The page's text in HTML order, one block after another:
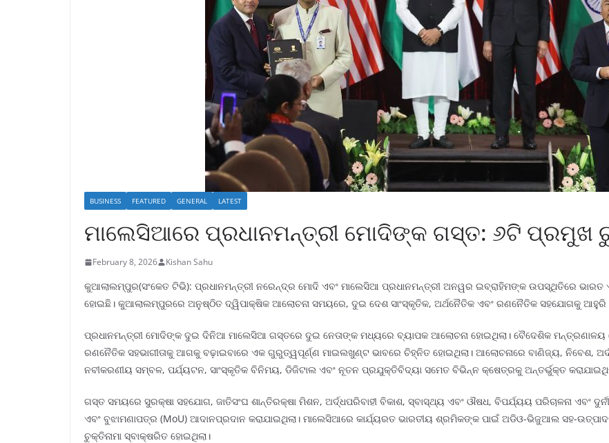
BUSINESS FEATURED GENERAL LATEST
ମାଲେସିଆରେ ପ୍ରଧାନମନ୍ତ୍ରୀ ମୋଦିଙ୍କ ଗସ୍ତ: ୬ଟି ପ୍ରମୁଖ
February 8, 2026 Kishan Sahu
କୁଆଲାଲମ୍ପୁର(ସଂକେତ ଟିଭି): ପ୍ରଧାନମନ୍ତ୍ରୀ ନରେନ୍ଦ୍ର ମୋଦି ଏବଂ ମାଲେସିଆ ପ୍ରଧାନମନ୍ତ୍ରୀ ଅନୱର ଇବ୍ରାହିମଙ୍କ ଉପସ୍ଥିତିରେ
ହୋଇଛି। କୁଆଲାଲମ୍ପୁରରେ ଅନୁଷ୍ଠିତ ଦ୍ୱିପାକ୍ଷିକ ଆଲୋଚନା ସମୟରେ, ଦୁଇ ଦେଶ ସାଂସ୍କୃତିକ, ଅର୍ଥନୈତିକ ଏବଂ ରଣନୈତିକ ସହଯୋଗକୁ ଆହୁରି
ପ୍ରଧାନମନ୍ତ୍ରୀ ମୋଦିଙ୍କ ଦୁଇ ଦିନିଆ ମାଲେସିଆ ଗସ୍ତରେ ଦୁଇ ନେତାଙ୍କ ମଧ୍ୟରେ ବ୍ୟାପକ ଆଲୋଚନା ହୋଇଥିଲା। ବୈଦେଶିକ ମନ୍ତ୍ରଣାଳୟ
ରଣନୈତିକ ସହଭାଗୀତାକୁ ଆଗକୁ ବଢ଼ାଇବାରେ ଏକ ଗୁରୁତ୍ୱପୂର୍ଣ୍ଣ ମାଇଲଖୁଣ୍ଟ ଭାବରେ ଚିହ୍ନିତ ହୋଇଥିଲା। ଆଲୋଚନାରେ ବାଣିଜ୍ୟ, ନିବେଶ,
ନବୀକରଣୀୟ ସମ୍ବଳ, ପର୍ଯ୍ୟଟନ, ସାଂସ୍କୃତିକ ବିନିମୟ, ଡିଜିଟାଲ ଏବଂ ନୂତନ ପ୍ରଯୁକ୍ତିବିଦ୍ୟା ସମେତ ବିଭିନ୍ନ କ୍ଷେତ୍ରକୁ ଅନ୍ତର୍ଭୁକ୍ତ
ଗସ୍ତ ସମୟରେ ସୁରକ୍ଷା ସହଯୋଗ, ଜାତିସଂଘ ଶାନ୍ତିରକ୍ଷା ମିଶନ, ଅର୍ଦ୍ଧପରିବାହୀ ବିକାଶ, ସ୍ବାସ୍ଥ୍ୟ ଏବଂ ଔଷଧ, ବିପର୍ଯ୍ୟୟ ପରିଚାଳନା ଏବଂ
ଏବଂ ବୁଝାମଣାପତ୍ର (MoU) ଆଦାନପ୍ରଦାନ କରାଯାଇଥିଲା। ମାଲେସିଆରେ କାର୍ଯ୍ୟରତ ଭାରତୀୟ ଶ୍ରମିକଙ୍କ ପାଇଁ ଅଡିଓ-ଭିଜୁଆଲ ସହ-
ଚୁକ୍ତିନାମା ସ୍ବାକ୍ଷରିତ ହୋଇଥିଲା।